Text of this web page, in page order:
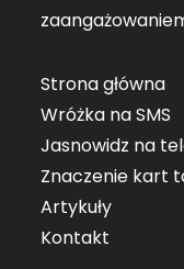
Strona główna
Wróżka na SMS
Jasnowidz na
Znaczenie kart
Artykuły
Kontakt